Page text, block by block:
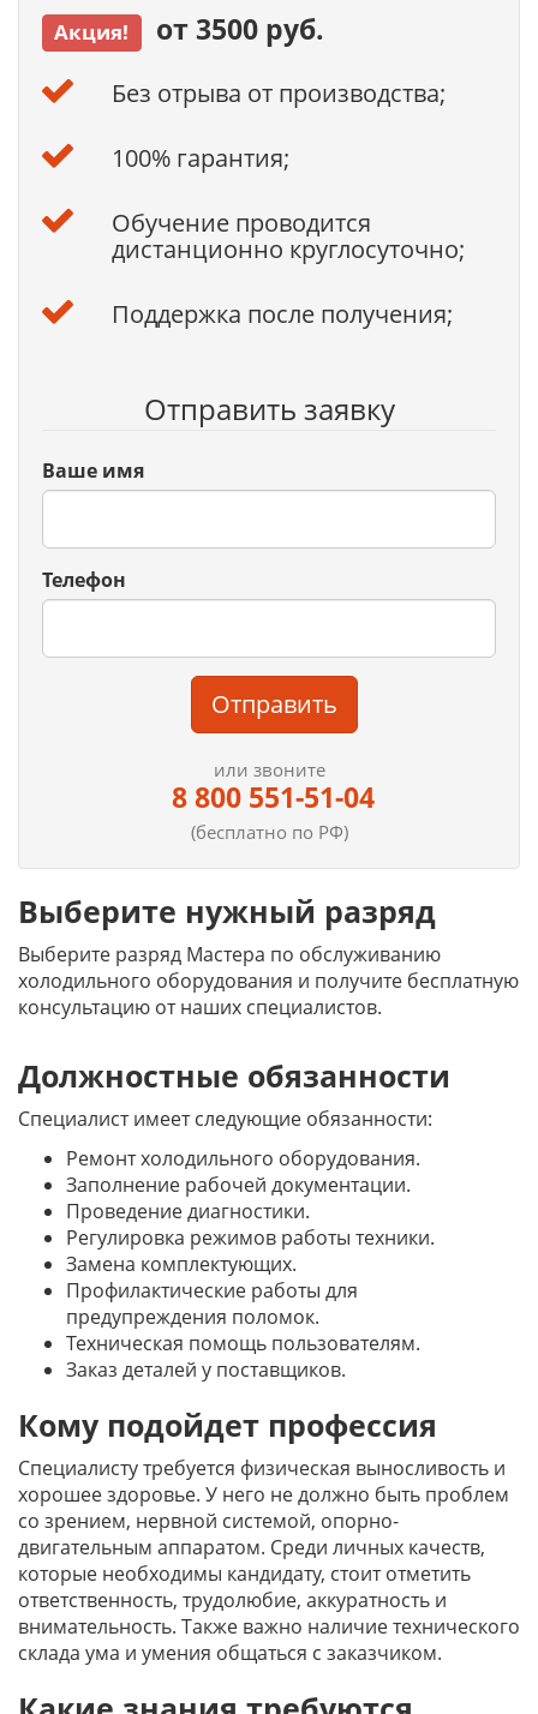
Акция! от 3500 руб.
Без отрыва от производства;
100% гарантия;
Обучение проводится
дистанционно круглосуточно;
Поддержка после получения;
Отправить заявку
Ваше имя
Телефон
Отправить
или звоните
8 800 551-51-04
(бесплатно по РФ)
Выберите нужный разряд
Выберите разряд Мастера по обслуживанию
холодильного оборудования и получите бесплатную
консультацию от наших специалистов.
Должностные обязанности
Специалист имеет следующие обязанности:
Ремонт холодильного оборудования.
Заполнение рабочей документации.
Проведение диагностики.
Регулировка режимов работы техники.
Замена комплектующих.
Профилактические работы для
предупреждения поломок.
Техническая помощь пользователям.
Заказ деталей у поставщиков.
Кому подойдет профессия
Специалисту требуется физическая выносливость и
хорошее здоровье. У него не должно быть проблем
со зрением, нервной системой, опорно-
двигательным аппаратом. Среди личных качеств,
которые необходимы кандидату, стоит отметить
ответственность, трудолюбие, аккуратность и
внимательность. Также важно наличие технического
склада ума и умения общаться с заказчиком.